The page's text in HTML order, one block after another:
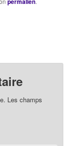
Les champs